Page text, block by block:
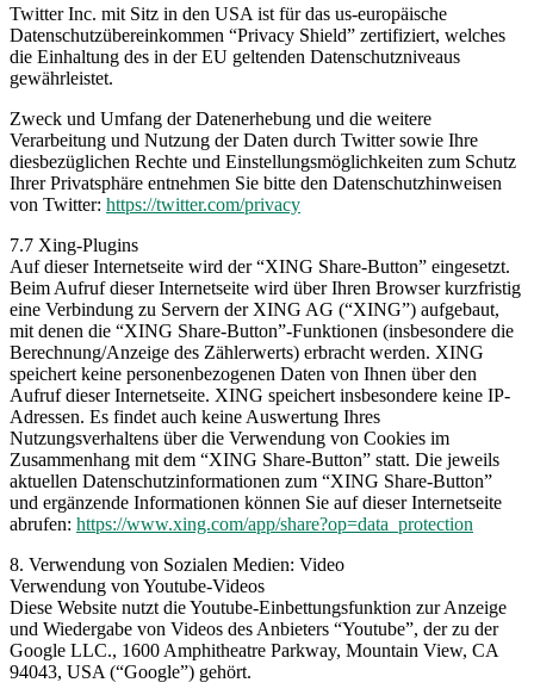
Twitter Inc. mit Sitz in den USA ist für das us-europäische
Datenschutzübereinkommen “Privacy Shield” zertifiziert, welches
die Einhaltung des in der EU geltenden Datenschutzniveaus
gewährleistet.
Zweck und Umfang der Datenerhebung und die weitere
Verarbeitung und Nutzung der Daten durch Twitter sowie Ihre
diesbezüglichen Rechte und Einstellungsmöglichkeiten zum Schutz
Ihrer Privatsphäre entnehmen Sie bitte den Datenschutzhinweisen
von Twitter: https://twitter.com/privacy
7.7 Xing-Plugins
Auf dieser Internetseite wird der “XING Share-Button” eingesetzt.
Beim Aufruf dieser Internetseite wird über Ihren Browser kurzfristig
eine Verbindung zu Servern der XING AG (“XING”) aufgebaut,
mit denen die “XING Share-Button”-Funktionen (insbesondere die
Berechnung/Anzeige des Zählerwerts) erbracht werden. XING
speichert keine personenbezogenen Daten von Ihnen über den
Aufruf dieser Internetseite. XING speichert insbesondere keine IP-
Adressen. Es findet auch keine Auswertung Ihres
Nutzungsverhaltens über die Verwendung von Cookies im
Zusammenhang mit dem “XING Share-Button” statt. Die jeweils
aktuellen Datenschutzinformationen zum “XING Share-Button”
und ergänzende Informationen können Sie auf dieser Internetseite
abrufen: https://www.xing.com/app/share?op=data_protection
8. Verwendung von Sozialen Medien: Video
Verwendung von Youtube-Videos
Diese Website nutzt die Youtube-Einbettungsfunktion zur Anzeige
und Wiedergabe von Videos des Anbieters “Youtube”, der zu der
Google LLC., 1600 Amphitheatre Parkway, Mountain View, CA
94043, USA (“Google”) gehört.